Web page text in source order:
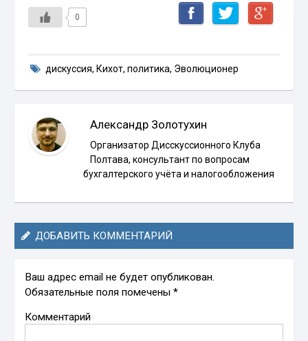
0
дискуссия, Кихот, политика, Эволюционер
Александр Золотухин
Организатор Дисскуссионного Клуба
Полтава, консультант по вопросам
бухгалтерского учёта и налогообложения
ДОБАВИТЬ КОММЕНТАРИЙ
Ваш адрес email не будет опубликован.
Обязательные поля помечены*
Комментарий